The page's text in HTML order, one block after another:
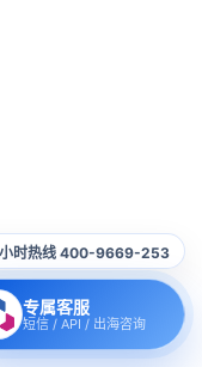
时热线 400-9669-253
专属客服
短信 / API / 出海咨询